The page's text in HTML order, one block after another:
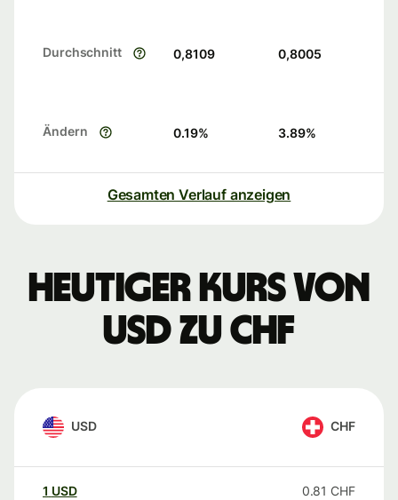
Durchschnitt 0,8109 0,8005
Ändern 0.19% 3.89%
Gesamten Verlauf anzeigen
Heutiger Kurs von
USD zu CHF
USD CHF
1 USD 0.81 CHF